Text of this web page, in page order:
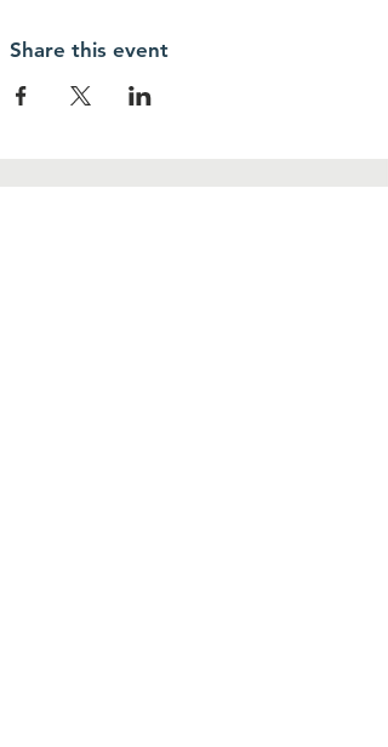
Share this event